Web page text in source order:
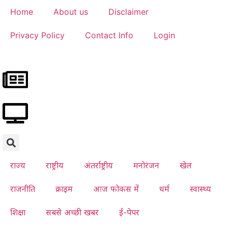
Home About us Disclaimer
Privacy Policy Contact Info Login
राज्य राष्ट्रीय अंतर्राष्ट्रीय मनोरंजन खेल
राजनीति क्राइम आज फोकस में धर्म स्वास्थ्य
शिक्षा सबसे अच्छी खबर ई-पेपर